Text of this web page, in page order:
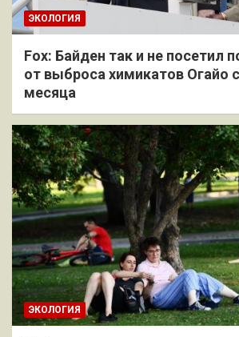
ЭКОЛОГИЯ
Fox: Байден так и не посетил
от выброса химикатов Огайо
месяца
ЭКОЛОГИЯ